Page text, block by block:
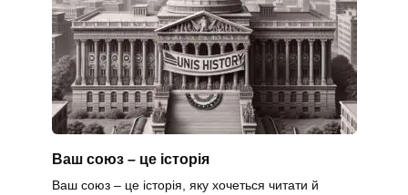
Ваш союз – це історія
Ваш союз – це історія, яку хочеться читати й